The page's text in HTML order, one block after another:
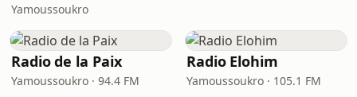
Yamoussoukro
Radio de la Paix
Yamoussoukro · 94.4 FM
Radio Elohim
Yamoussoukro · 105.1 FM